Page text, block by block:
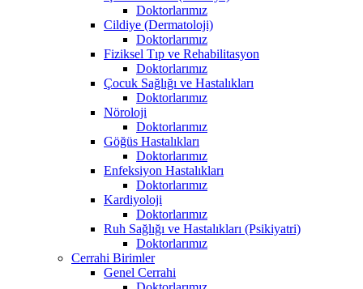
Doktorlarımız
Cildiye (Dermatoloji)
Doktorlarımız
Fiziksel Tıp ve Rehabilitasyon
Doktorlarımız
Çocuk Sağlığı ve Hastalıkları
Doktorlarımız
Nöroloji
Doktorlarımız
Göğüs Hastalıkları
Doktorlarımız
Enfeksiyon Hastalıkları
Doktorlarımız
Kardiyoloji
Doktorlarımız
Ruh Sağlığı ve Hastalıkları (Psikiyatri)
Doktorlarımız
Cerrahi Birimler
Genel Cerrahi